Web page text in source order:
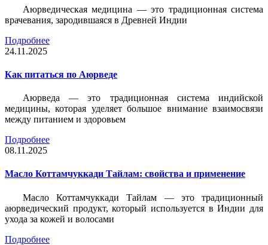
Аюрведическая медицина — это традиционная система
врачевания, зародившаяся в Древней Индии
Подробнее
24.11.2025
Как питаться по Аюрведе
Аюрведа — это традиционная система индийской
медицины, которая уделяет большое внимание взаимосвязи
между питанием и здоровьем
Подробнее
08.11.2025
Масло Коттамчуккади Тайлам: свойства и применение
Масло Коттамчуккади Тайлам — это традиционный
аюрведический продукт, который используется в Индии для
ухода за кожей и волосами
Подробнее